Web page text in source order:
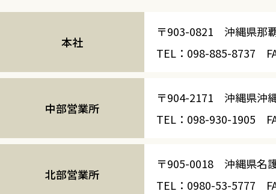
本社
〒903-0821 沖縄県那
TEL：098-885-8737
中部営業所
〒904-2171 沖縄県沖
TEL：098-930-1905
北部営業所
〒905-0018 沖縄県名
TEL：0980-53-5777